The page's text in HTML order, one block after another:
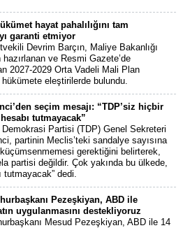
hayat pahalılığını tam
garanti etmiyor
Devrim Barçın, Maliye Bakanlığı
hazırlanan ve Resmi Gazete’de
2027-2029 Orta Vadeli Mali Plan
eleştirilerde bulundu.
seçim mesajı: “TDP’siz hiçbir
tutmayacak”
Demokrasi Partisi (TDP) Genel Sekreteri
partinin Meclis’teki sandalye sayısına
gerektiğini belirterek,
partisi değildir. Çok yakında bu ülkede,
dedi.
Pezeşkiyan, ABD ile
uygulanmasını destekliyoruz
Mesud Pezeşkiyan, ABD ile 14